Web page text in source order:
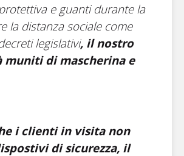
e guanti durante la
la distanza sociale come
legislativi, il nostro
muniti di mascherina e
i clienti in visita non
di sicurezza, il